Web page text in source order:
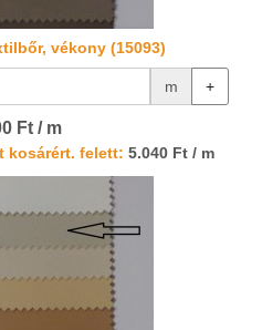
vékony (15093)
m +
Ft / m
kosárért. felett: 5.040 Ft / m